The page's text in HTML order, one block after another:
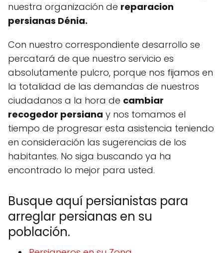
nuestra organización de reparacion
persianas Dénia.
Con nuestro correspondiente desarrollo se
percatará de que nuestro servicio es
absolutamente pulcro, porque nos fijamos en
la totalidad de las demandas de nuestros
ciudadanos a la hora de cambiar
recogedor persiana y nos tomamos el
tiempo de progresar esta asistencia teniendo
en consideración las sugerencias de los
habitantes. No siga buscando ya ha
encontrado lo mejor para usted.
Busque aquí persianistas para
arreglar persianas en su
población.